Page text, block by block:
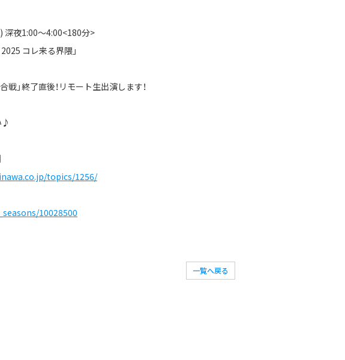
深夜1:00～4:00<180分>
コレ来る界隈」
戦」終了直後！リモート生出演します！
♪
topics/1256/
10028500
一覧へ戻る